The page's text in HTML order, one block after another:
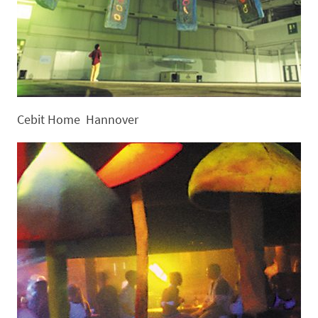
Cebit Home Hannover